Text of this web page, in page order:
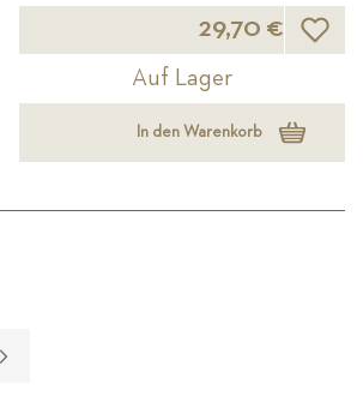
29,70 €
Auf Lager
In den Warenkorb
Seite
Weiter